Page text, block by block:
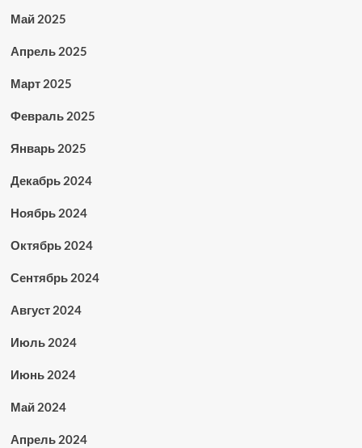
Май 2025
Апрель 2025
Март 2025
Февраль 2025
Январь 2025
Декабрь 2024
Ноябрь 2024
Октябрь 2024
Сентябрь 2024
Август 2024
Июль 2024
Июнь 2024
Май 2024
Апрель 2024